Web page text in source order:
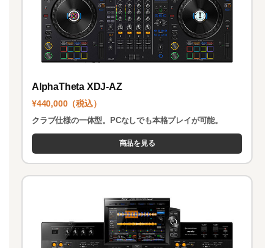
AlphaTheta XDJ-AZ
¥440,000（税込）
クラブ仕様の一体型。PCなしでも本格プレイが可能。
商品を見る